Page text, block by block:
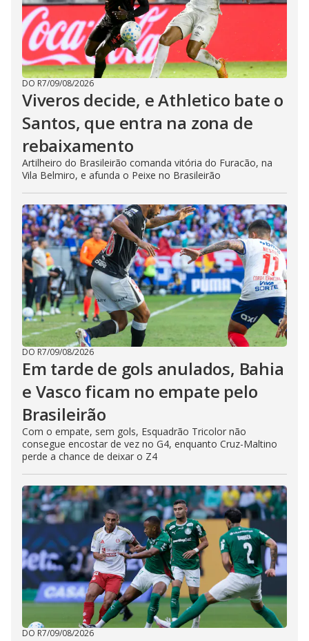
DO R7/09/08/2026
Viveros decide, e Athletico bate o
Santos, que entra na zona de
rebaixamento
Artilheiro do Brasileirão comanda vitória do Furacão, na
Vila Belmiro, e afunda o Peixe no Brasileirão
DO R7/09/08/2026
Em tarde de gols anulados, Bahia
e Vasco ficam no empate pelo
Brasileirão
Com o empate, sem gols, Esquadrão Tricolor não
consegue encostar de vez no G4, enquanto Cruz-Maltino
perde a chance de deixar o Z4
DO R7/09/08/2026